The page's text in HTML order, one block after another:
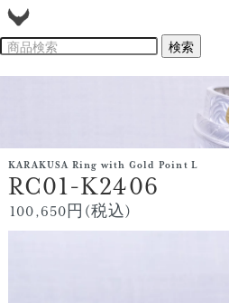
KARAKUSA Ring with Gold Point L
RC01-K2406
100,650円(税込)